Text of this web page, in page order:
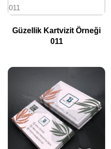
Güzellik Kartvizit Örneği
011